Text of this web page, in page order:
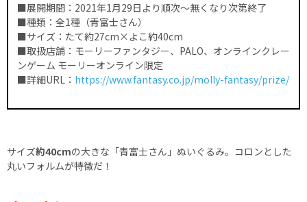
■展開期間：2021年1月29日より順次〜無くなり次第終了
■種類：全1種（青富士さん）
■サイズ：たて約27cm×よこ約40cm
■取扱店舗：モーリーファンタジー、PALO、オンラインクレー
ンゲーム モーリーオンライン限定
■詳細URL： https://www.fantasy.co.jp/molly-fantasy/prize/
サイズ約40cmの大きな「青富士さん」ぬいぐるみ。コロンとした
丸いフォルムが特徴だ！